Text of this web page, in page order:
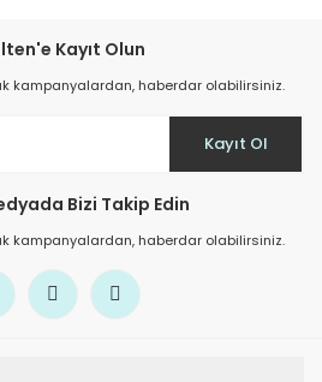
Kayıt Olun
kampanyalardan, haberdar olabilirsiniz.
Kayıt Ol
Bizi Takip Edin
kampanyalardan, haberdar olabilirsiniz.